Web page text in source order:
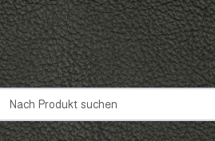
Produkt suchen